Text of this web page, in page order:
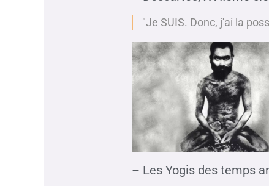
"Je SUIS. Donc, j'ai la
– Les Yogis des temps